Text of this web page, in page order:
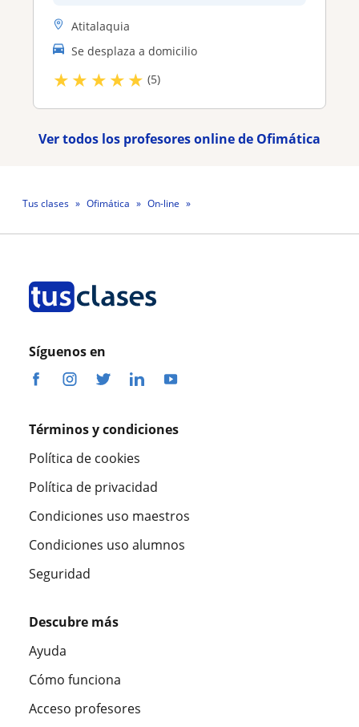
Atitalaquia
Se desplaza a domicilio
★★ ★★★ (5)
Ver todos los profesores online de Ofimática
Tus clases Ofimática
On-line
Síguenos en
Términos y condiciones
Política de cookies
Política de privacidad
Condiciones uso maestros
Condiciones uso alumnos
Seguridad
Descubre más
Ayuda
Cómo funciona
Acceso profesores